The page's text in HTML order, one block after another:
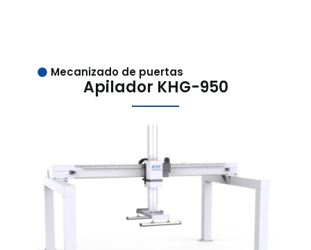
Mecanizado de puertas
Apilador KHG-950